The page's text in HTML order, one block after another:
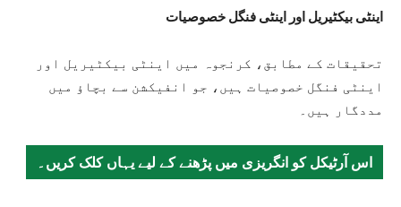
اینٹی بیکٹیریل اور اینٹی فنگل خصوصیات
تحقیقات کے مطابق، کرنجوہ میں اینٹی بیکٹیریل اور
اینٹی فنگل خصوصیات ہیں، جو انفیکشن سے بچاؤ میں
مددگار ہیں۔
اس آرٹیکل کو انگریزی میں پڑھنے کے لیے یہاں کلک کریں۔